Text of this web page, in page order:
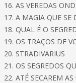
16. AS VEREDAS
17. A MAGIA QUE SE
18. QUAL É O
19. OS TRAÇOS DE
20. STRADIVARIUS
21. OS SEGREDOS
22. ATÉ SECAREM